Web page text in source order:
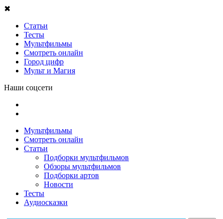
✖
Статьи
Тесты
Мультфильмы
Смотреть онлайн
Город цифр
Мульт и Магия
Наши соцсети
Мультфильмы
Смотреть онлайн
Статьи
Подборки мультфильмов
Обзоры мультфильмов
Подборки артов
Новости
Тесты
Аудиосказки